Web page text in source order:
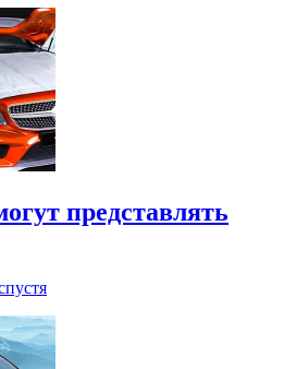
представлять